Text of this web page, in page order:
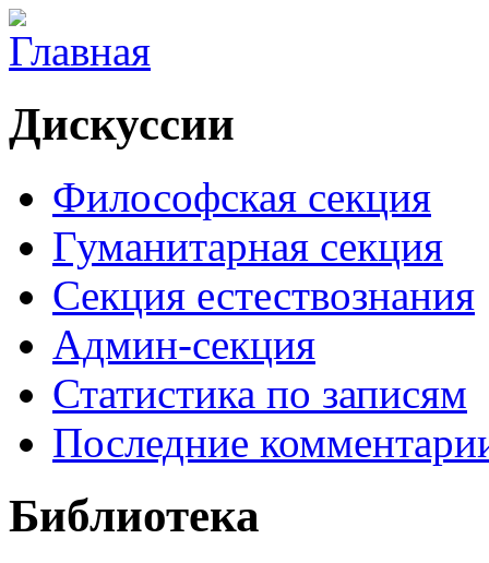
Дискуссии
Философская секция
Гуманитарная секция
Секция естествознания
Админ-секция
Статистика по записям
Последние
Библиотека